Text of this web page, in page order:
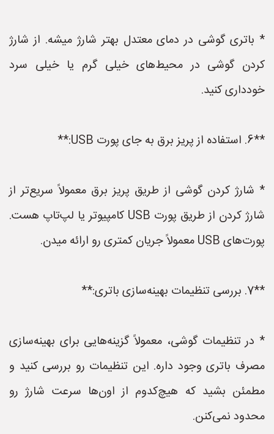
* باتری گوشی در دمای معتدل بهتر شارژ میشه. از شارژ
کردن گوشی در محیط‌های خیلی گرم یا خیلی سرد
خودداری کنید.
**6. استفاده از پریز برق به جای پورت USB:**
* شارژ کردن گوشی از طریق پریز برق معمولاً سریع‌تر از
شارژ کردن از طریق پورت USB کامپیوتر یا لپ‌تاپ هست.
پورت‌های USB معمولاً جریان کمتری رو ارائه میدن.
**7. بررسی تنظیمات بهینه‌سازی باتری:**
* در تنظیمات گوشی، معمولاً گزینه‌هایی برای بهینه‌سازی
مصرف باتری وجود داره. این تنظیمات رو بررسی کنید و
مطمئن بشید که هیچ‌کدوم از اون‌ها سرعت شارژ رو
محدود نمی‌کنن.